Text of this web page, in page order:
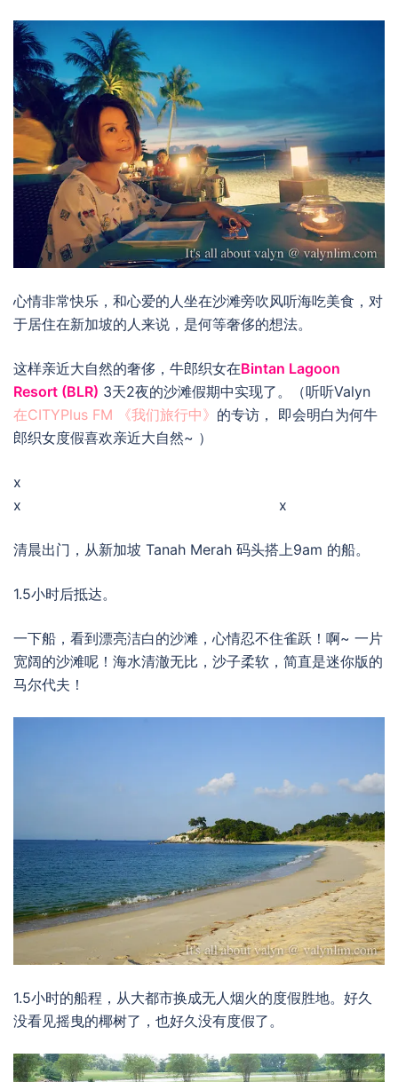
心情非常快乐，和心爱的人坐在沙滩旁吹风听海吃美食，对
于居住在新加坡的人来说，是何等奢侈的想法。
这样亲近大自然的奢侈，牛郎织女在Bintan Lagoon
Resort (BLR) 3天2夜的沙滩假期中实现了。（听听Valyn
在CITYPlus FM 《我们旅行中》 的专访， 即会明白为何牛
郎织女度假喜欢亲近大自然~ ）
x
x x
清晨出门，从新加坡 Tanah Merah 码头搭上9am 的船。
1.5小时后抵达。
一下船，看到漂亮洁白的沙滩，心情忍不住雀跃！啊~ 一片
宽阔的沙滩呢！海水清澈无比，沙子柔软，简直是迷你版的
马尔代夫！
1.5小时的船程，从大都市换成无人烟火的度假胜地。好久
没看见摇曳的椰树了，也好久没有度假了。